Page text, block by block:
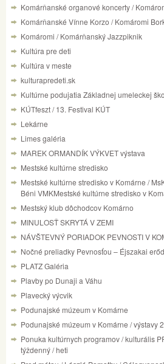
Komárňanské organové koncerty /
Komárňanské Vínne Korzo / Komáromi
Komáromi / Komárňanský Jazzpiknik
Kultúra pre deti
Kultúra v meste
kulturapredeti.sk
Kultúrne podujatia Základnej umeleckej
KÚTfeszt / 13. Festival KÚT
Lekárne
Limes galéria
MAREK ORMANDÍK VÝKVET výstava
Mestské kultúrne stredisko
Mestské kultúrne stredisko v Komárne /
Béni VMKMestské kultúrne stredisko v
Mestský klub dôchodcov Komárno
MINULOSŤ SKRYTÁ V ZEMI
NÁVŠTEVNÝ PORIADOK PEVNOSTI V
Nočné preliadky Pevnosťou – Éjszakai
PLATZ Galéria
Plavby po Dunaji a Váhu
Plavecký výcvik
Podunajské múzeum v Komárne
Podunajské múzeum v Komárne / výstavy
Ponuka kultúrnych programov / kulturális
týždenný / heti